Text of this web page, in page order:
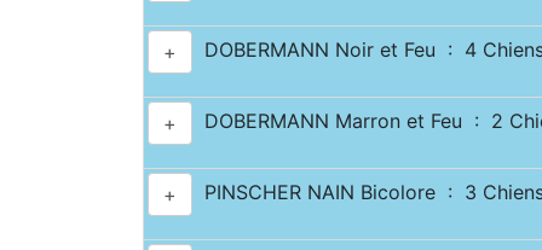
+ DOBERMANN Noir et Feu : 4
+ DOBERMANN Marron et Feu : 2
+ PINSCHER NAIN Bicolore : 3